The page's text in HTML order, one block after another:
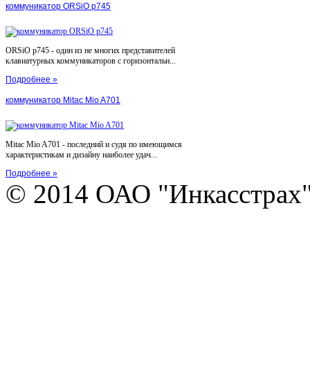
коммуникатор ORSiO p745
ORSiO p745 - один из не многих представителей
клавиатурных коммуникаторов с горизонтальн...
Подробнее »
коммуникатор Mitac Mio A701
Mitac Mio A701 - последний и судя по имеющимся
характеристикам и дизайну наиболее удач...
Подробнее »
© 2014 ОАО